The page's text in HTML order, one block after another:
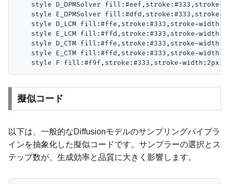
style D_DPMSolver fill:#eef,stroke:#333,stroke-
style E_DPMSolver fill:#dfd,stroke:#333,stroke-
style D_LCM fill:#ffe,stroke:#333,stroke-
style E_LCM fill:#ffd,stroke:#333,stroke-
style D_CTM fill:#ffe,stroke:#333,stroke-
style E_CTM fill:#ffd,stroke:#333,stroke-
擬似コード
以下は、一般的なDiffusionモデルのサンプリングパイプラ
インを抽象化した擬似コードです。サンプラーの選択とス
テップ数が、生成効率と品質に大きく影響します。